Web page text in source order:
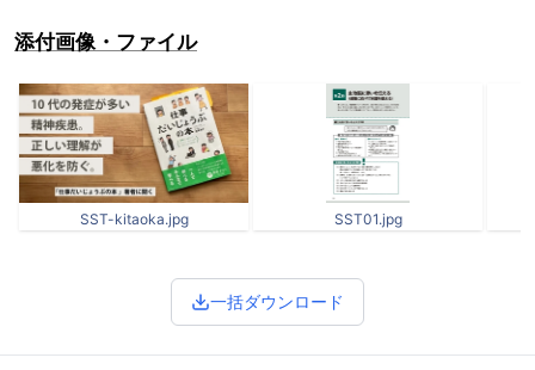
添付画像・ファイル
SST-kitaoka.jpg SST01.jpg
一括ダウンロード